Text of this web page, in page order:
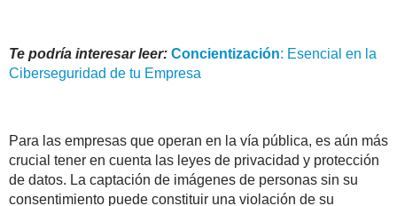
Te podría interesar leer: Concientización: Esencial en la
Ciberseguridad de tu Empresa
Para las empresas que operan en la vía pública, es aún más
crucial tener en cuenta las leyes de privacidad y protección
de datos. La captación de imágenes de personas sin su
consentimiento puede constituir una violación de su